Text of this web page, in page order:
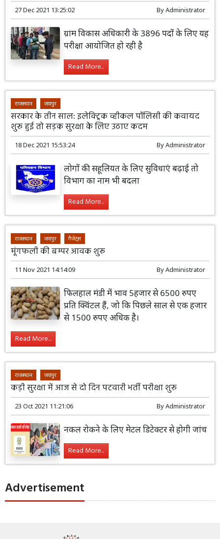
27 Dec 2021 13:25:02 ByAdministrator
ग्राम विकास अधिकारी के 3896 पदों के लिए यह
परीक्षा आयोजित हो रही है
Read More...
राजस्थान जयपुर
सरकार के तीन साल: इलेक्ट्रिक व्हीकल पॉलिसी की कवायद
शुरू हुई तो सड़क सुरक्षा के लिए उठाए कदम
18 Dec 2021 15:53:24 ByAdministrator
लोगों की सहूलियत के लिए सुविधाएं बढ़ाई तो
विभाग का नाम भी बदला
Read More...
राजस्थान जयपुर गैजेट्स
मूंगफली की बम्पर आवक शुरू
11 Nov 2021 14:14:09 ByAdministrator
फिलहाल मंडी में भाव 5हजार से 6500 रुपए
प्रति क्विंटल हैं, जो कि पिछले साल से एक हजार
से 1500 रुपए अधिक है।
Read More...
राजस्थान जयपुर
कड़ी सुरक्षा में आज से दो दिन पटवारी भर्ती परीक्षा शुरू
23 Oct 2021 11:21:06 ByAdministrator
नकल रोकने के लिए मेटल डिटेक्टर से होगी जांच
Read More...
Advertisement